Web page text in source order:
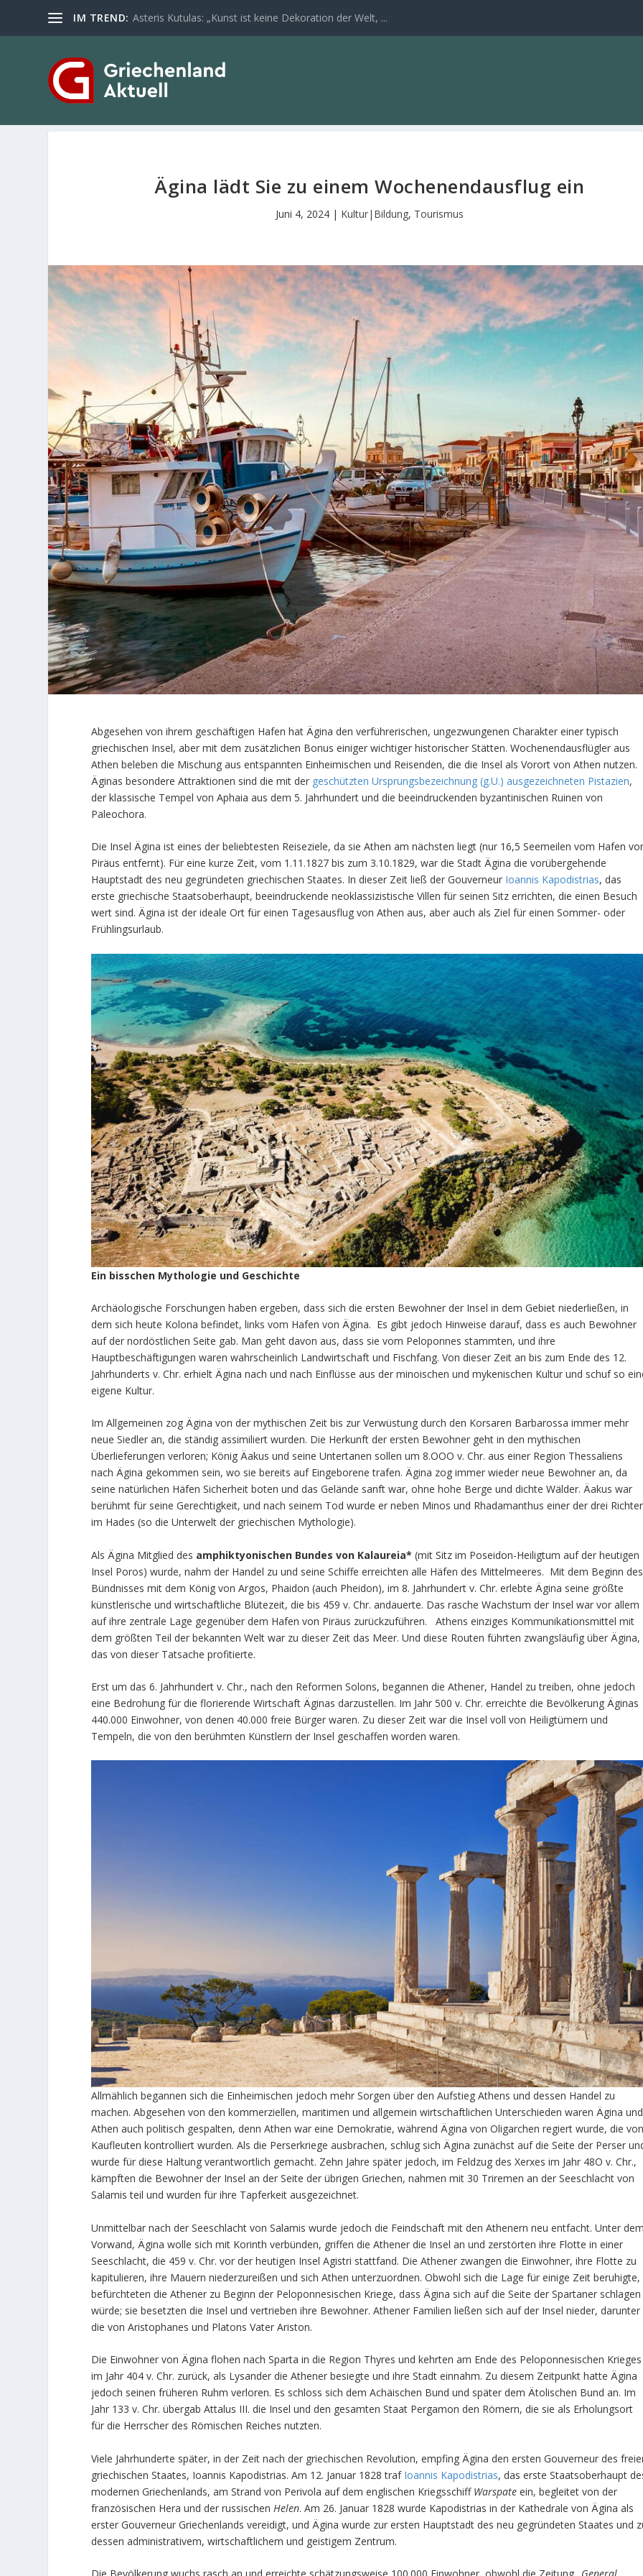
IM TREND: Asteris Kutulas: „Kunst ist keine Dekoration der Welt, ...
Ägina lädt Sie zu einem Wochenendausflug ein
Juni 4, 2024| Kultur|Bildung, Tourismus
Abgesehen von ihrem geschäftigen Hafen hat Ägina den verführerischen, ungezwungenen Charakter einer typisch
griechischen Insel, aber mit dem zusätzlichen Bonus einiger wichtiger historischer Stätten. Wochenendausflügler aus
Athen beleben die Mischung aus entspannten Einheimischen und Reisenden, die die Insel als Vorort von Athen nutzen.
Äginas besondere Attraktionen sind die mit der geschützten Ursprungsbezeichnung (g.U.) ausgezeichneten Pistazien,
der klassische Tempel von Aphaia aus dem 5. Jahrhundert und die beeindruckenden byzantinischen Ruinen von
Paleochora.
Die Insel Ägina ist eines der beliebtesten Reiseziele, da sie Athen am nächsten liegt (nur 16,5 Seemeilen vom Hafen
Piräus entfernt). Für eine kurze Zeit, vom 1.11.1827 bis zum 3.10.1829, war die Stadt Ägina die vorübergehende
Hauptstadt des neu gegründeten griechischen Staates. In dieser Zeit ließ der Gouverneur Ioannis Kapodistrias, das
erste griechische Staatsoberhaupt, beeindruckende neoklassizistische Villen für seinen Sitz errichten, die einen Besuch
wert sind. Ägina ist der ideale Ort für einen Tagesausflug von Athen aus, aber auch als Ziel für einen Sommer- oder
Frühlingsurlaub.
Ein bisschen Mythologie und Geschichte
Archäologische Forschungen haben ergeben, dass sich die ersten Bewohner der Insel in dem Gebiet niederließen, in
dem sich heute Kolona befindet, links vom Hafen von Ägina. Es gibt jedoch Hinweise darauf, dass es auch Bewohner
auf der nordöstlichen Seite gab. Man geht davon aus, dass sie vom Peloponnes stammten, und ihre
Hauptbeschäftigungen waren wahrscheinlich Landwirtschaft und Fischfang. Von dieser Zeit an bis zum Ende des 12.
Jahrhunderts v. Chr. erhielt Ägina nach und nach Einflüsse aus der minoischen und mykenischen Kultur und schuf so
eigene Kultur.
Im Allgemeinen zog Ägina von der mythischen Zeit bis zur Verwüstung durch den Korsaren Barbarossa immer mehr
neue Siedler an, die ständig assimiliert wurden. Die Herkunft der ersten Bewohner geht in den mythischen
Überlieferungen verloren; König Äakus und seine Untertanen sollen um 8.OOO v. Chr. aus einer Region Thessaliens
nach Ägina gekommen sein, wo sie bereits auf Eingeborene trafen. Ägina zog immer wieder neue Bewohner an, da
seine natürlichen Häfen Sicherheit boten und das Gelände sanft war, ohne hohe Berge und dichte Wälder. Äakus war
berühmt für seine Gerechtigkeit, und nach seinem Tod wurde er neben Minos und Rhadamanthus einer der drei Richter
im Hades (so die Unterwelt der griechischen Mythologie).
Als Ägina Mitglied des amphiktyonischen Bundes von Kalaureia* (mit Sitz im Poseidon-Heiligtum auf der heutigen
Insel Poros) wurde, nahm der Handel zu und seine Schiffe erreichten alle Häfen des Mittelmeeres. Mit dem Beginn des
Bündnisses mit dem König von Argos, Phaidon (auch Pheidon), im 8. Jahrhundert v. Chr. erlebte Ägina seine größte
künstlerische und wirtschaftliche Blütezeit, die bis 459 v. Chr. andauerte. Das rasche Wachstum der Insel war vor allem
auf ihre zentrale Lage gegenüber dem Hafen von Piräus zurückzuführen. Athens einziges Kommunikationsmittel mit
dem größten Teil der bekannten Welt war zu dieser Zeit das Meer. Und diese Routen führten zwangsläufig über Ägina,
das von dieser Tatsache profitierte.
Erst um das 6. Jahrhundert v. Chr., nach den Reformen Solons, begannen die Athener, Handel zu treiben, ohne jedoch
eine Bedrohung für die florierende Wirtschaft Äginas darzustellen. Im Jahr 500 v. Chr. erreichte die Bevölkerung Äginas
440.000 Einwohner, von denen 40.000 freie Bürger waren. Zu dieser Zeit war die Insel voll von Heiligtümern und
Tempeln, die von den berühmten Künstlern der Insel geschaffen worden waren.
Allmählich begannen sich die Einheimischen jedoch mehr Sorgen über den Aufstieg Athens und dessen Handel zu
machen. Abgesehen von den kommerziellen, maritimen und allgemein wirtschaftlichen Unterschieden waren Ägina und
Athen auch politisch gespalten, denn Athen war eine Demokratie, während Ägina von Oligarchen regiert wurde, die von
Kaufleuten kontrolliert wurden. Als die Perserkriege ausbrachen, schlug sich Ägina zunächst auf die Seite der Perser
wurde für diese Haltung verantwortlich gemacht. Zehn Jahre später jedoch, im Feldzug des Xerxes im Jahr 48O v. Chr.,
kämpften die Bewohner der Insel an der Seite der übrigen Griechen, nahmen mit 30 Triremen an der Seeschlacht von
Salamis teil und wurden für ihre Tapferkeit ausgezeichnet.
Unmittelbar nach der Seeschlacht von Salamis wurde jedoch die Feindschaft mit den Athenern neu entfacht. Unter dem
Vorwand, Ägina wolle sich mit Korinth verbünden, griffen die Athener die Insel an und zerstörten ihre Flotte in einer
Seeschlacht, die 459 v. Chr. vor der heutigen Insel Agistri stattfand. Die Athener zwangen die Einwohner, ihre Flotte zu
kapitulieren, ihre Mauern niederzureißen und sich Athen unterzuordnen. Obwohl sich die Lage für einige Zeit beruhigte,
befürchteten die Athener zu Beginn der Peloponnesischen Kriege, dass Ägina sich auf die Seite der Spartaner schlagen
würde; sie besetzten die Insel und vertrieben ihre Bewohner. Athener Familien ließen sich auf der Insel nieder, darunter
die von Aristophanes und Platons Vater Ariston.
Die Einwohner von Ägina flohen nach Sparta in die Region Thyres und kehrten am Ende des Peloponnesischen Krieges
im Jahr 404 v. Chr. zurück, als Lysander die Athener besiegte und ihre Stadt einnahm. Zu diesem Zeitpunkt hatte Ägina
jedoch seinen früheren Ruhm verloren. Es schloss sich dem Achäischen Bund und später dem Ätolischen Bund an. Im
Jahr 133 v. Chr. übergab Attalus III. die Insel und den gesamten Staat Pergamon den Römern, die sie als Erholungsort
für die Herrscher des Römischen Reiches nutzten.
Viele Jahrhunderte später, in der Zeit nach der griechischen Revolution, empfing Ägina den ersten Gouverneur des
griechischen Staates, Ioannis Kapodistrias. Am 12. Januar 1828 traf Ioannis Kapodistrias, das erste Staatsoberhaupt
modernen Griechenlands, am Strand von Perivola auf dem englischen Kriegsschiff Warspate ein, begleitet von der
französischen Hera und der russischen Helen. Am 26. Januar 1828 wurde Kapodistrias in der Kathedrale von Ägina als
erster Gouverneur Griechenlands vereidigt, und Ägina wurde zur ersten Hauptstadt des neu gegründeten Staates und
dessen administrativem, wirtschaftlichem und geistigem Zentrum.